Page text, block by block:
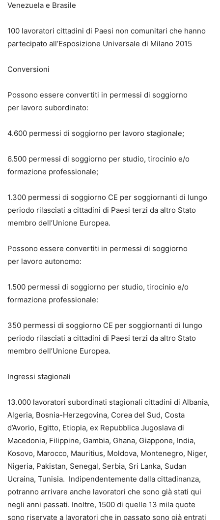
Venezuela e Brasile
100 lavoratori cittadini di Paesi non comunitari che hanno
partecipato all’Esposizione Universale di Milano 2015
Conversioni
Possono essere convertiti in permessi di soggiorno
per lavoro subordinato:
4.600 permessi di soggiorno per lavoro stagionale;
6.500 permessi di soggiorno per studio, tirocinio e/o
formazione professionale;
1.300 permessi di soggiorno CE per soggiornanti di lungo
periodo rilasciati a cittadini di Paesi terzi da altro Stato
membro dell’Unione Europea.
Possono essere convertiti in permessi di soggiorno
per lavoro autonomo:
1.500 permessi di soggiorno per studio, tirocinio e/o
formazione professionale:
350 permessi di soggiorno CE per soggiornanti di lungo
periodo rilasciati a cittadini di Paesi terzi da altro Stato
membro dell’Unione Europea.
Ingressi stagionali
13.000 lavoratori subordinati stagionali cittadini di Albania,
Algeria, Bosnia-Herzegovina, Corea del Sud, Costa
d’Avorio, Egitto, Etiopia, ex Repubblica Jugoslava di
Macedonia, Filippine, Gambia, Ghana, Giappone, India,
Kosovo, Marocco, Mauritius, Moldova, Montenegro, Niger,
Nigeria, Pakistan, Senegal, Serbia, Sri Lanka, Sudan
Ucraina, Tunisia. Indipendentemente dalla cittadinanza,
potranno arrivare anche lavoratori che sono già stati qui
negli anni passati. Inoltre, 1500 di quelle 13 mila quote
sono riservate a lavoratori che in passato sono già entrati